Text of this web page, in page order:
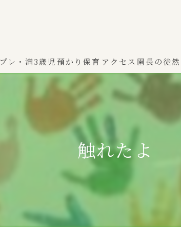
プレ・満3歳児
わかば（0～2歳児）
ひよこぐみ（1〜2歳児）
預かり保育 アクセス 園長の徒然
触れたよ